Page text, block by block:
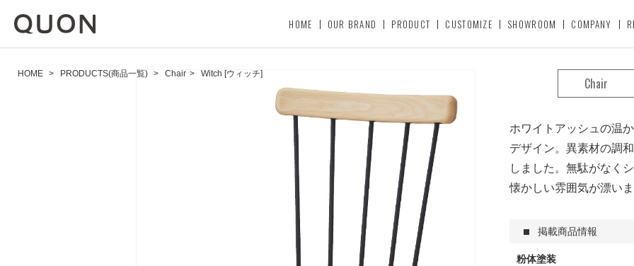
HOME OUR BRAND PRODUCT CUSTOMIZE SHOWROOM COMPANY
HOME > PRODUCTS(商品一覧) > Chair > Witch [ウィッチ]
Chair
ホワイトアッシュの温
デザイン。異素材の調
しました。無駄がなく
懐かしい雰囲気が漂い
掲載商品情報
粉体塗装